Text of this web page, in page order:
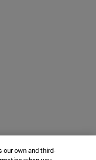
our own and third-